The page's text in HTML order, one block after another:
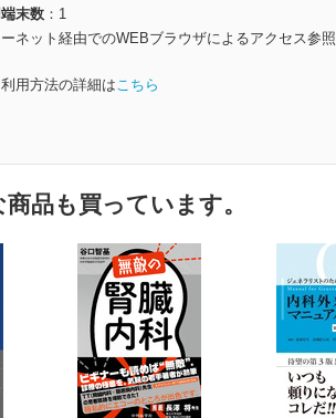
末数
1
ネット経由でのWEBブラウザによるアクセス参照
用方法の詳細はこちら
品も買っています。